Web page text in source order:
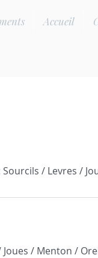
Accueil
/ Menton /